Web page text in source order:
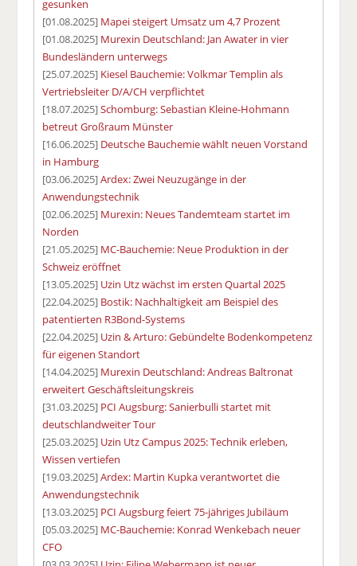
gesunken
[01.08.2025] Mapei steigert Umsatz um 4,7 Prozent
[01.08.2025] Murexin Deutschland: Jan Awater in vier
Bundesländern unterwegs
[25.07.2025] Kiesel Bauchemie: Volkmar Templin als
Vertriebsleiter D/A/CH verpflichtet
[18.07.2025]Schomburg: Sebastian Kleine-Hohmann
betreut Großraum Münster
[16.06.2025] Deutsche Bauchemie wählt neuen Vorstand
in Hamburg
[03.06.2025]Ardex: Zwei Neuzugänge in der
Anwendungstechnik
[02.06.2025] Murexin: Neues Tandemteam startet im
Norden
[21.05.2025] MC-Bauchemie: Neue Produktion in der
Schweiz eröffnet
[13.05.2025] Uzin Utz wächst im ersten Quartal 2025
[22.04.2025] Bostik: Nachhaltigkeit am Beispiel des
patentierten R3Bond-Systems
[22.04.2025] Uzin & Arturo: Gebündelte Bodenkompetenz
für eigenen Standort
[14.04.2025] Murexin Deutschland: Andreas Baltronat
erweitert Geschäftsleitungskreis
[31.03.2025] PCI Augsburg: Sanierbulli startet mit
deutschlandweiter Tour
[25.03.2025] Uzin Utz Campus 2025: Technik erleben,
Wissen vertiefen
[19.03.2025]Ardex: Martin Kupka verantwortet die
Anwendungstechnik
[13.03.2025] PCI Augsburg feiert 75-jähriges Jubiläum
[05.03.2025] MC-Bauchemie: Konrad Wenkebach neuer
CFO